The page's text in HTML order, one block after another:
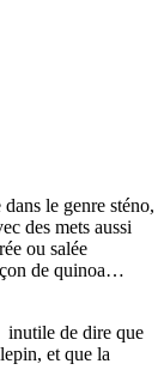
le genre sténo,
des mets aussi
ou salée
de quinoa…
inutile de dire que
et que la